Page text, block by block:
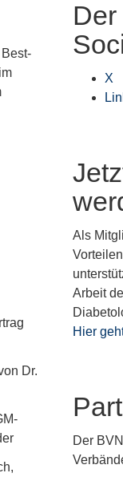
Dr.
X
Als
Arbeit
Hier
Der